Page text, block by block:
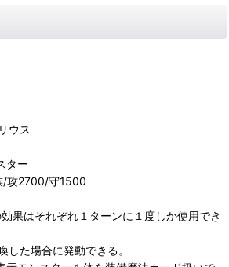
ウス
ター
/攻2700/守1500
果はそれぞれ１ターンに１度しか使用でき
した場合に発動できる。